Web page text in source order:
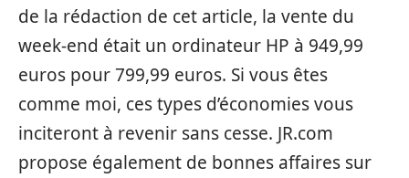
de la rédaction de cet article, la vente du
week-end était un ordinateur HP à 949,99
euros pour 799,99 euros. Si vous êtes
comme moi, ces types d’économies vous
inciteront à revenir sans cesse. JR.com
propose également de bonnes affaires sur